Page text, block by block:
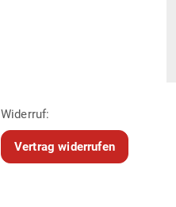
Widerruf:
Vertrag widerrufen